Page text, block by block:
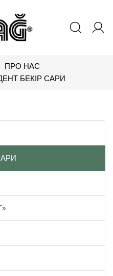
ПРО НАС
БЕКІР САРИ